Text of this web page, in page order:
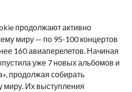
продолжают активно
миру — по 95-100 концертов
160 авиаперелетов. Начиная
уже 7 новых альбомов и
продолжая собирать
миру. Их выступления